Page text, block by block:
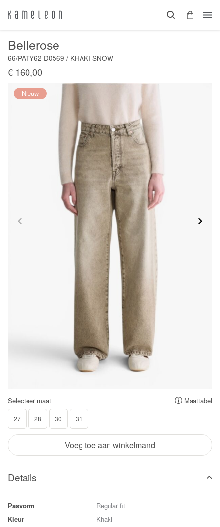
Bellerose
66/PATY62 D0569 / KHAKI SNOW
€ 160,00
Nieuw
Selecteer maat Maattabel
27 28 30 31
Voeg toe aan winkelmand
Details
Pasvorm
Regular fit
Kleur
Khaki